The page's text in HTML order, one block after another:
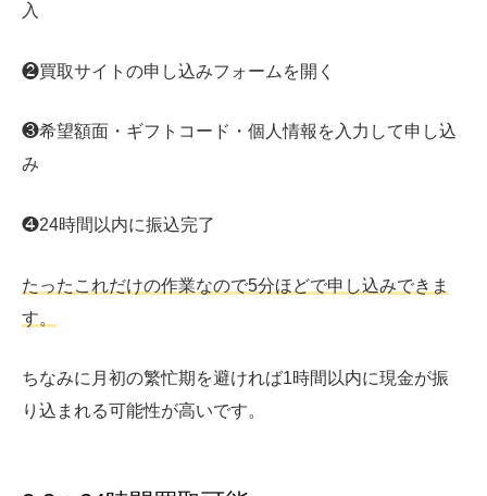
入
❷買取サイトの申し込みフォームを開く
❸希望額面・ギフトコード・個人情報を入力して申し込
み
❹24時間以内に振込完了
たったこれだけの作業なので5分ほどで申し込みできま
す。
ちなみに月初の繁忙期を避ければ1時間以内に現金が振
り込まれる可能性が高いです。